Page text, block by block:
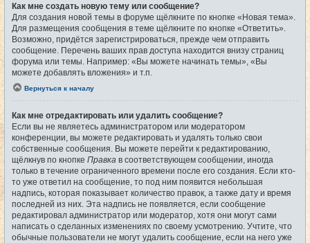
Как мне создать новую тему или сообщение?
Для создания новой темы в форуме щёлкните по кнопке «Новая тема».
Для размещения сообщения в теме щёлкните по кнопке «Ответить».
Возможно, придётся зарегистрироваться, прежде чем отправить
сообщение. Перечень ваших прав доступа находится внизу страниц
форума или темы. Например: «Вы можете начинать темы», «Вы
можете добавлять вложения» и т.п.
Вернуться к началу
Как мне отредактировать или удалить сообщение?
Если вы не являетесь администратором или модератором
конференции, вы можете редактировать и удалять только свои
собственные сообщения. Вы можете перейти к редактированию,
щёлкнув по кнопке Правка в соответствующем сообщении, иногда
только в течение ограниченного времени после его создания. Если кто-
то уже ответил на сообщение, то под ним появится небольшая
надпись, которая показывает количество правок, а также дату и время
последней из них. Эта надпись не появляется, если сообщение
редактировал администратор или модератор, хотя они могут сами
написать о сделанных изменениях по своему усмотрению. Учтите, что
обычные пользователи не могут удалить сообщение, если на него уже